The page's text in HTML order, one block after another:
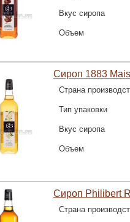
Вкус сиропа
Объем
Сироп 1883
Страна
Тип упаковки
Вкус сиропа
Объем
Сироп Philibert
Страна